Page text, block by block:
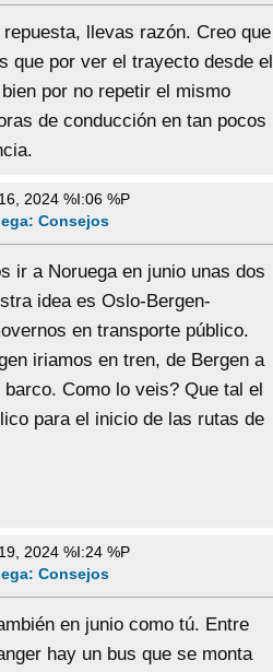
llevas razón. Creo que
que por ver el trayecto desde el
por no repetir el mismo
de conducción en tan pocos
2024 %I:06 %P
Consejos
ir a Noruega en junio unas dos
idea es Oslo-Bergen-
en transporte público.
iriamos en tren, de Bergen a
Como lo veis? Que tal el
para el inicio de las rutas de
2024 %I:24 %P
Consejos
en junio como tú. Entre
hay un bus que se monta